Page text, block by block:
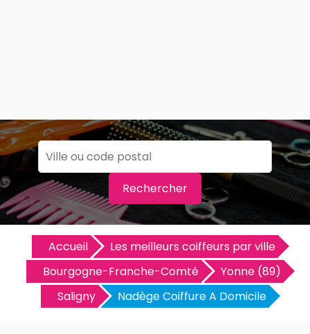
Rechercher
Accueil
Les meilleurs coiffeurs par ville
Bourgogne-Franche-Comté
Yonne (89)
Saligny
Nadège Coiffure A Domicile